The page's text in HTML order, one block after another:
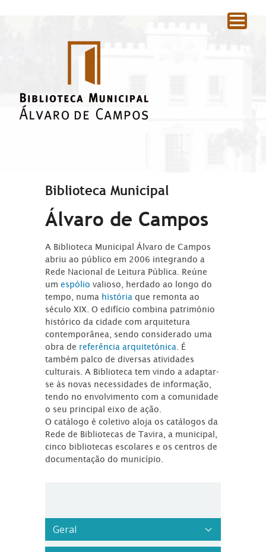
Biblioteca Municipal
Álvaro de Campos
A Biblioteca Municipal Álvaro de Campos
abriu ao público em 2006 integrando a
Rede Nacional de Leitura Pública. Reúne
umespóliovalioso, herdado ao longo do
tempo, numa história que remonta ao
século XIX. O edifício combina património
histórico da cidade com arquitetura
contemporânea, sendo considerado uma
obra de referência arquitetónica . É
também palco de diversas atividades
culturais. A Biblioteca tem vindo a adaptar-
se às novas necessidades de informação,
tendo no envolvimento com a comunidade
o seu principal eixo de ação.
O catálogo é coletivo aloja os catálogos da
Rede de Bibliotecas de Tavira, a municipal,
cinco bibliotecas escolares e os centros de
documentação do município.